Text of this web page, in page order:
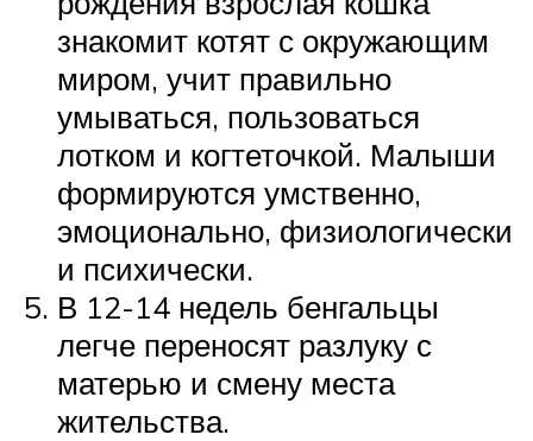
знакомит котят с окружающим
миром, учит правильно
умываться, пользоваться
лотком и когтеточкой. Малыши
формируются умственно,
эмоционально, физиологически
и психически.
В 12-14 недель бенгальцы
легче переносят разлуку с
матерью и смену места
жительства.